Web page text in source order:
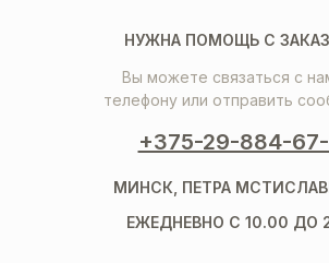
НУЖНА ПОМОЩЬ С
Вы можете связаться с
телефону или отправить
+375-29-884-67-
МИНСК, ПЕТРА
ЕЖЕДНЕВНО С 10.00 ДО